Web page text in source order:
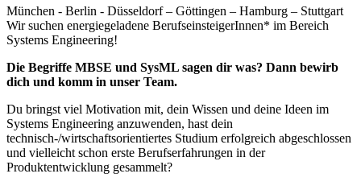
München - Berlin - Düsseldorf – Göttingen – Hamburg – Stuttgart
Wir suchen energiegeladene BerufseinsteigerInnen* im Bereich
Systems Engineering!
Die Begriffe MBSE und SysML sagen dir was? Dann bewirb
dich und komm in unser Team.
Du bringst viel Motivation mit, dein Wissen und deine Ideen im
Systems Engineering anzuwenden, hast dein
technisch-/wirtschaftsorientiertes Studium erfolgreich abgeschlossen
und vielleicht schon erste Berufserfahrungen in der
Produktentwicklung gesammelt?